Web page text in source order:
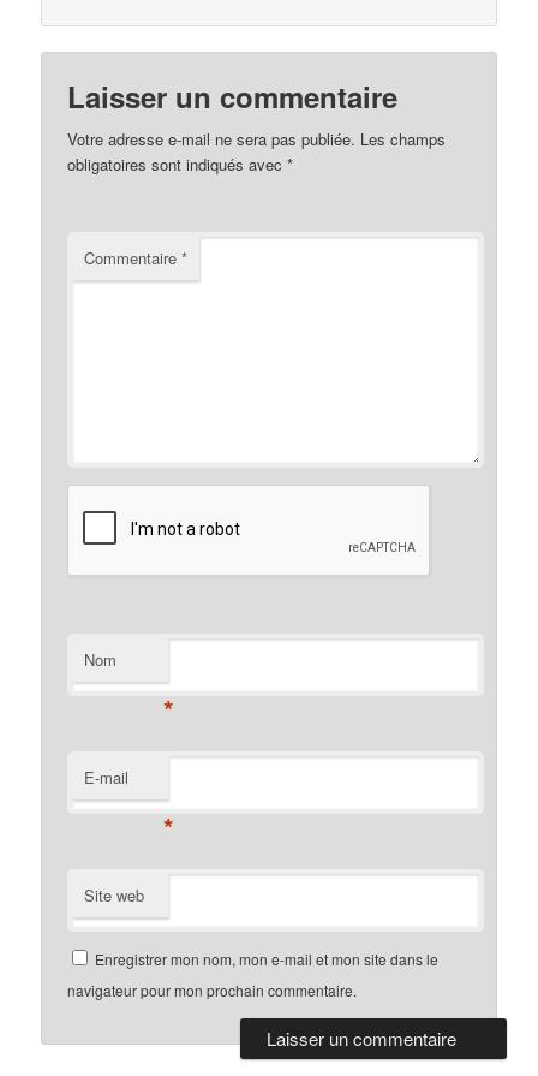
Laisser un commentaire
Votre adresse e-mail ne sera pas publiée. Les champs
obligatoires sont indiqués avec*
Commentaire*
Nom
*
E-mail
*
Site web
Enregistrer mon nom, mon e-mail et mon site dans le
navigateur pour mon prochain commentaire.